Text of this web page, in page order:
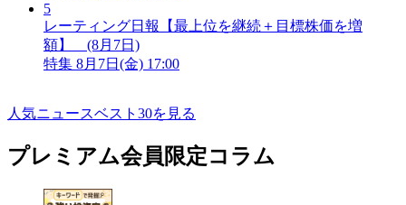
5
レーティング日報【最上位を継続＋目標株価を増
額】 (8月7日)
特集 8月7日(金) 17:00
人気ニュースベスト30を見る
プレミアム会員限定コラム